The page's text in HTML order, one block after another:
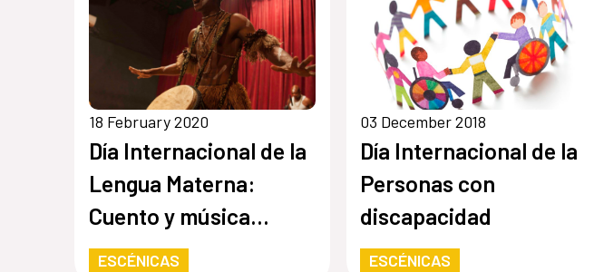
18 February 2020
Día Internacional de la
Lengua Materna:
Cuento y música
tradicional bantú
ESCÉNICAS
03 December 2018
Día Internacional de la
Personas con
discapacidad
ESCÉNICAS